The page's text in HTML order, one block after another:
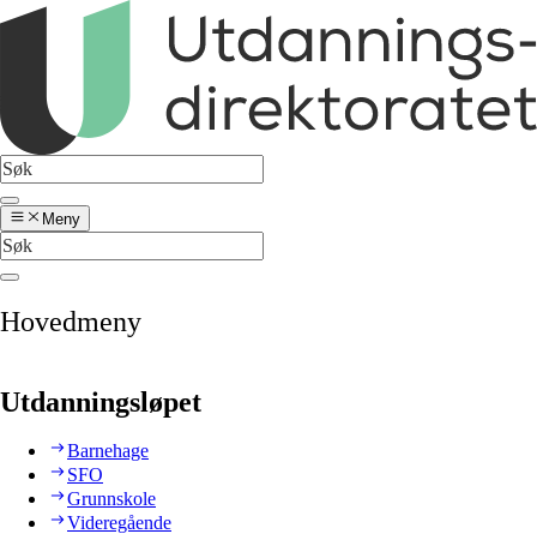
Meny
Hovedmeny
Utdanningsløpet
Barnehage
SFO
Grunnskole
Videregående